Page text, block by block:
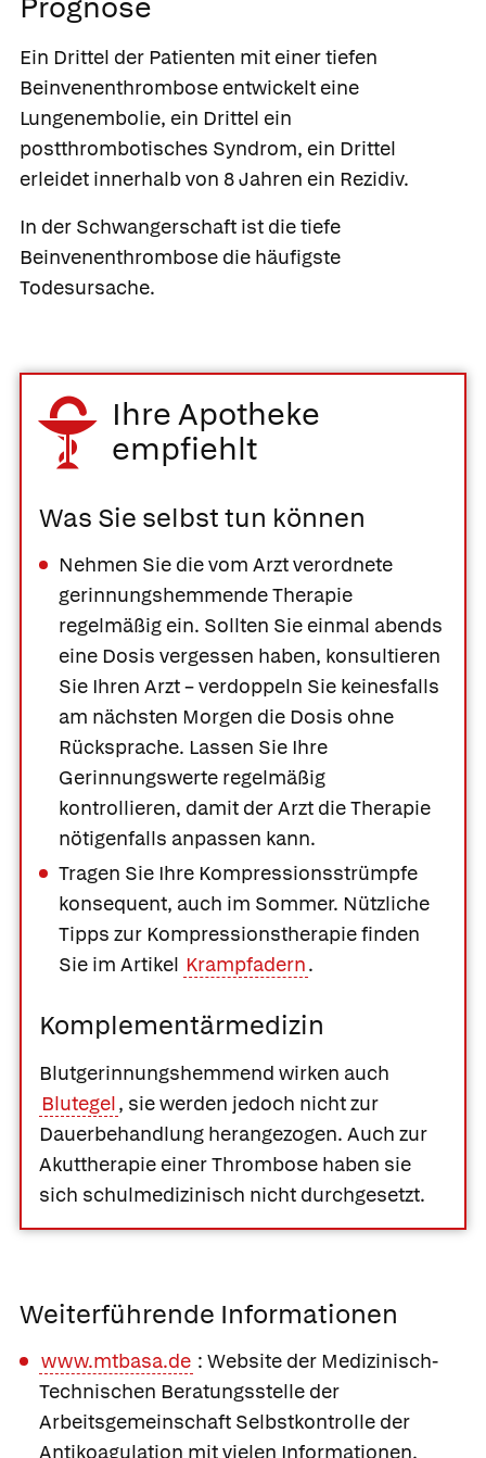
Ein Drittel der Patienten mit einer tiefen
Beinvenenthrombose entwickelt eine
Lungenembolie, ein Drittel ein
postthrombotisches Syndrom, ein Drittel
erleidet innerhalb von 8 Jahren ein Rezidiv.
In der Schwangerschaft ist die tiefe
Beinvenenthrombose die häufigste
Todesursache.
Ihre Apotheke
empfiehlt
Was Sie selbst tun können
Nehmen Sie die vom Arzt verordnete
gerinnungshemmende Therapie
regelmäßig ein. Sollten Sie einmal abends
eine Dosis vergessen haben, konsultieren
Sie Ihren Arzt – verdoppeln Sie keinesfalls
am nächsten Morgen die Dosis ohne
Rücksprache. Lassen Sie Ihre
Gerinnungswerte regelmäßig
kontrollieren, damit der Arzt die Therapie
nötigenfalls anpassen kann.
Tragen Sie Ihre Kompressionsstrümpfe
konsequent, auch im Sommer. Nützliche
Tipps zur Kompressionstherapie finden
Sie im Artikel Krampfadern.
Komplementärmedizin
Blutgerinnungshemmend wirken auch
Blutegel, sie werden jedoch nicht zur
Dauerbehandlung herangezogen. Auch zur
Akuttherapie einer Thrombose haben sie
sich schulmedizinisch nicht durchgesetzt.
Weiterführende Informationen
www.mtbasa.de : Website der Medizinisch-
Technischen Beratungsstelle der
Arbeitsgemeinschaft Selbstkontrolle der
Antikoagulation mit vielen Informationen,